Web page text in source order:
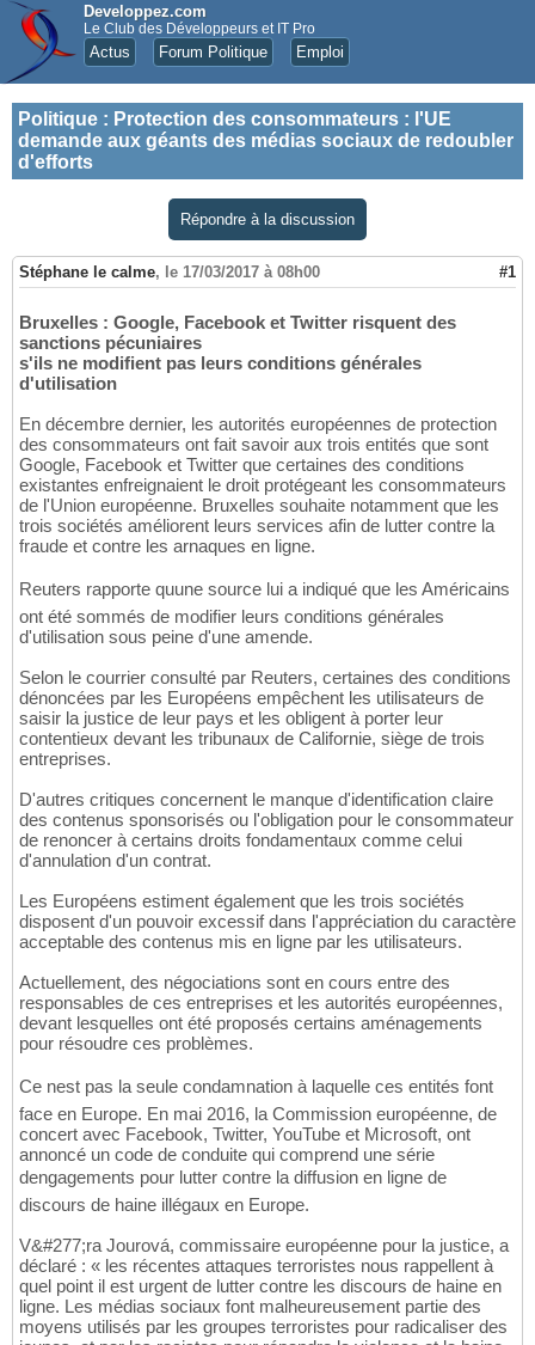
Developpez.com
Le Club des Développeurs et IT Pro
Actus Forum Politique Emploi
Politique : Protection des consommateurs : l'UE
demande aux géants des médias sociaux de redoubler
d'efforts
Répondre à la discussion
Stéphane le calme, le 17/03/2017 à 08h00 #1
Bruxelles : Google, Facebook et Twitter risquent des
sanctions pécuniaires
s'ils ne modifient pas leurs conditions générales
d'utilisation
En décembre dernier, les autorités européennes de protection
des consommateurs ont fait savoir aux trois entités que sont
Google, Facebook et Twitter que certaines des conditions
existantes enfreignaient le droit protégeant les consommateurs
de l'Union européenne. Bruxelles souhaite notamment que les
trois sociétés améliorent leurs services afin de lutter contre la
fraude et contre les arnaques en ligne.
Reuters rapporte quune source lui a indiqué que les Américains
ont été sommés de modifier leurs conditions générales
d'utilisation sous peine d'une amende.
Selon le courrier consulté par Reuters, certaines des conditions
dénoncées par les Européens empêchent les utilisateurs de
saisir la justice de leur pays et les obligent à porter leur
contentieux devant les tribunaux de Californie, siège de trois
entreprises.
D'autres critiques concernent le manque d'identification claire
des contenus sponsorisés ou l'obligation pour le consommateur
de renoncer à certains droits fondamentaux comme celui
d'annulation d'un contrat.
Les Européens estiment également que les trois sociétés
disposent d'un pouvoir excessif dans l'appréciation du caractère
acceptable des contenus mis en ligne par les utilisateurs.
Actuellement, des négociations sont en cours entre des
responsables de ces entreprises et les autorités européennes,
devant lesquelles ont été proposés certains aménagements
pour résoudre ces problèmes.
Ce nest pas la seule condamnation à laquelle ces entités font
face en Europe. En mai 2016, la Commission européenne, de
concert avec Facebook, Twitter, YouTube et Microsoft, ont
annoncé un code de conduite qui comprend une série
dengagements pour lutter contre la diffusion en ligne de
discours de haine illégaux en Europe.
V&#277;ra Jourová, commissaire européenne pour la justice, a
déclaré : « les récentes attaques terroristes nous rappellent à
quel point il est urgent de lutter contre les discours de haine en
ligne. Les médias sociaux font malheureusement partie des
moyens utilisés par les groupes terroristes pour radicaliser des